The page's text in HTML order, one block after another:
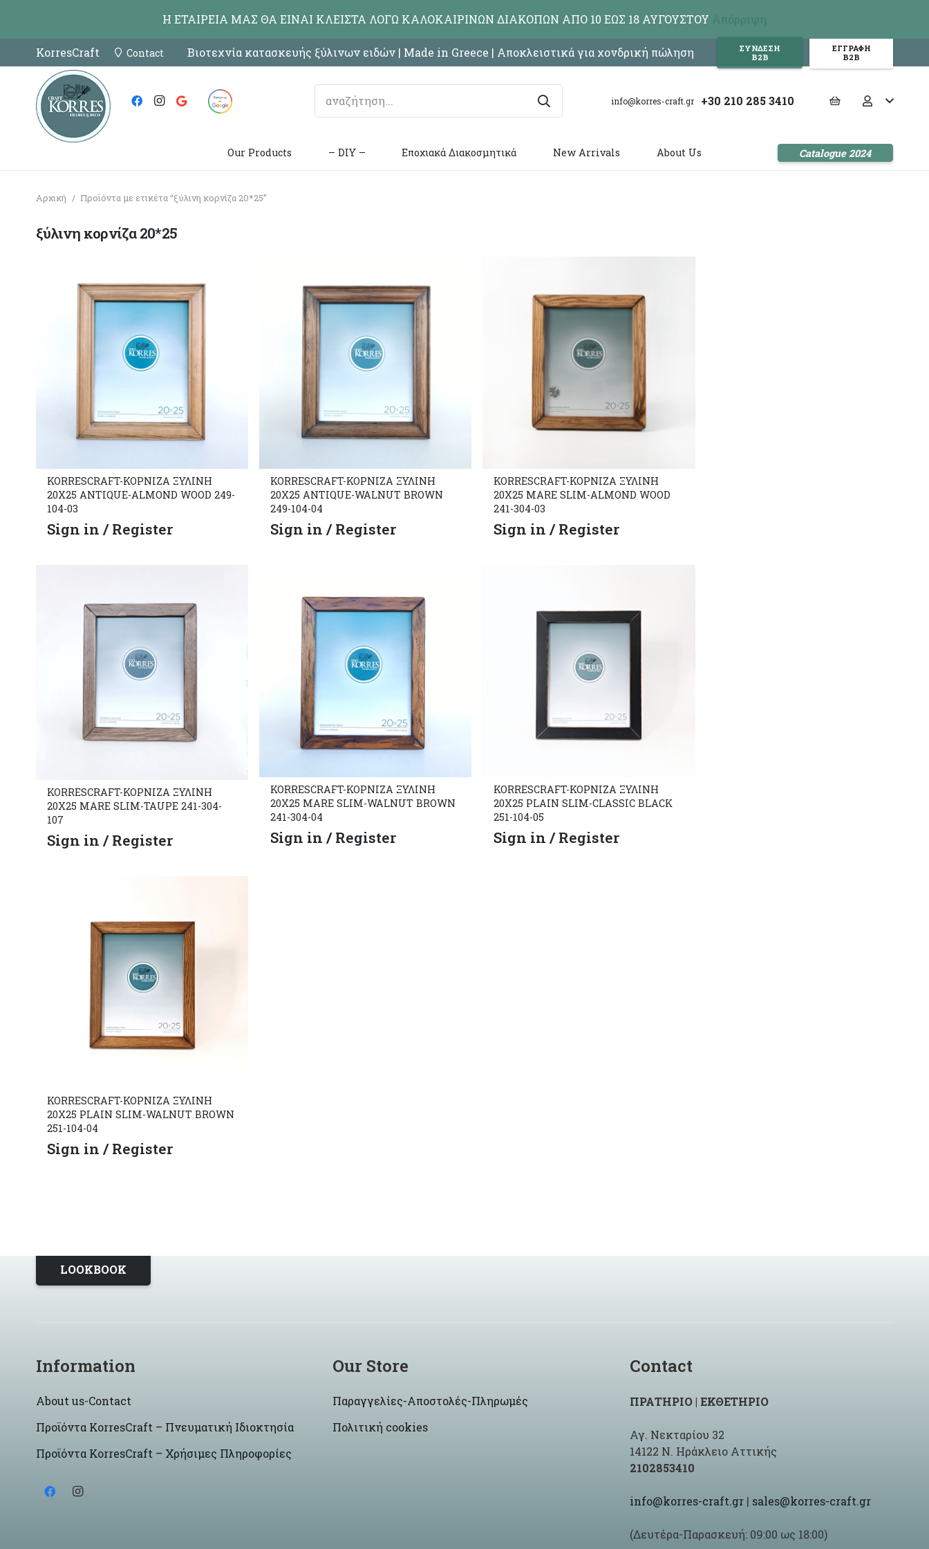
KorresCraft Contact Βιοτεχνία κατασκευής ξύλινων ειδών | Made in Greece | Αποκλειστικά για χονδρική πώληση
ΣΥΝΔΕΣΗ
Β2Β
ΕΓΓΡΑΦΗ
Β2Β
info@korres-craft.gr +30 210 285 3410
Our Products – DIY – Εποχιακά Διακοσμητικά New Arrivals About Us Catalogue 2024
Αρχική / Προϊόντα με ετικέτα “ξύλινη κορνίζα 20*25”
ξύλινη κορνίζα 20*25
KORRESCRAFT-ΚΟΡΝΙΖΑ ΞΥΛΙΝΗ
20X25 ANTIQUE-ALMOND WOOD 249-
104-03
Sign in / Register
KORRESCRAFT-ΚΟΡΝΙΖΑ ΞΥΛΙΝΗ
20X25 ANTIQUE-WALNUT BROWN
249-104-04
Sign in / Register
KORRESCRAFT-ΚΟΡΝΙΖΑ ΞΥΛΙΝΗ
20X25 MARE SLIM-ALMOND WOOD
241-304-03
Sign in / Register
KORRESCRAFT-ΚΟΡΝΙΖΑ ΞΥΛΙΝΗ
20X25 MARE SLIM-TAUPE 241-304-
107
Sign in / Register
KORRESCRAFT-ΚΟΡΝΙΖΑ ΞΥΛΙΝΗ
20X25 MARE SLIM-WALNUT BROWN
241-304-04
Sign in / Register
KORRESCRAFT-ΚΟΡΝΙΖΑ ΞΥΛΙΝΗ
20X25 PLAIN SLIM-CLASSIC BLACK
251-104-05
Sign in / Register
KORRESCRAFT-ΚΟΡΝΙΖΑ ΞΥΛΙΝΗ
20X25 PLAIN SLIM-WALNUT BROWN
251-104-04
Sign in / Register
LOOKBOOK
Information
About us-Contact
Προϊόντα KorresCraft – Πνευματική Ιδιοκτησία
Προϊόντα KorresCraft – Χρήσιμες Πληροφορίες
Our Store
Παραγγελίες-Αποστολές-Πληρωμές
Πολιτική cookies
Contact
ΠΡΑΤΗΡΙΟ | ΕΚΘΕΤΗΡΙΟ
Αγ. Νεκταρίου 32
14122 Ν. Ηράκλειο Αττικής
2102853410
info@korres-craft.gr| sales@korres-craft.gr
(Δευτέρα-Παρασκευή: 09:00 ως 18:00)
Η ΕΤΑΙΡΕΙΑ ΜΑΣ ΘΑ ΕΙΝΑΙ ΚΛΕΙΣΤΑ ΛΟΓΩ ΚΑΛΟΚΑΙΡΙΝΩΝ ΔΙΑΚΟΠΩΝ ΑΠΟ 10 ΕΩΣ 18 ΑΥΓΟΥΣΤΟΥ Απόρριψη